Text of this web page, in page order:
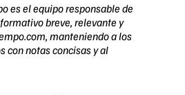
es el equipo responsable de
breve, relevante y
manteniendo a los
con notas concisas y al